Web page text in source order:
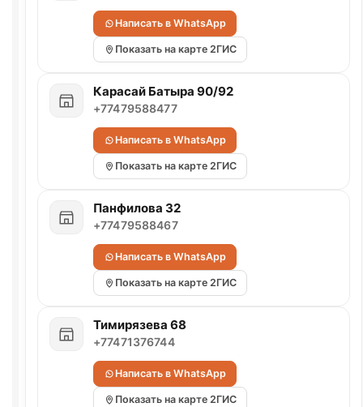
Написать в WhatsApp
Показать на карте 2ГИС
Карасай Батыра 90/92
+77479588477
Написать в WhatsApp
Показать на карте 2ГИС
Панфилова 32
+77479588467
Написать в WhatsApp
Показать на карте 2ГИС
Тимирязева 68
+77471376744
Написать в WhatsApp
Показать на карте 2ГИС